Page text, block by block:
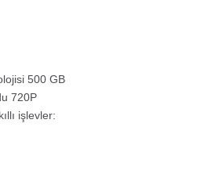
500 GB
720P
işlevler: